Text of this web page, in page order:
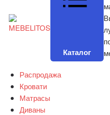
Каталог
Распродажа
Кровати
Матрасы
Диваны